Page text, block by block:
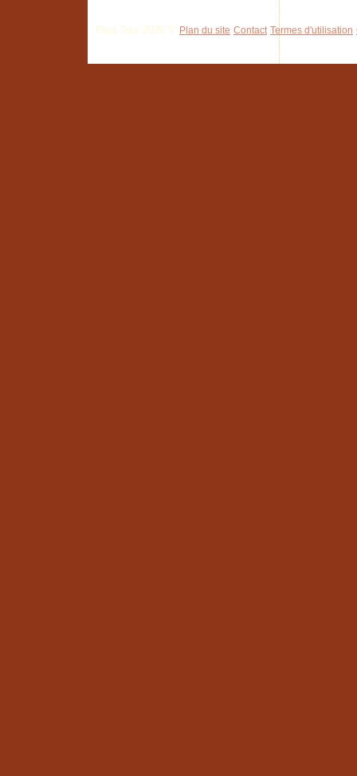
Pisa Tour 2026 © Plan du site Contact Termes d'utilisation